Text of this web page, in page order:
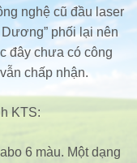
nghệ cũ đầu laser
Dương” phối lại nên
đây chưa có công
chấp nhận.
KTS:
6 màu. Một dạng